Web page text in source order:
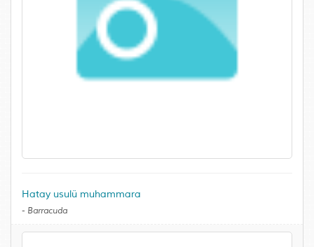
Hatay usulü muhammara
- Barracuda